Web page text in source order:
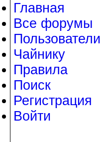
Главная
Все форумы
Пользователи
Чайнику
Правила
Поиск
Регистрация
Войти